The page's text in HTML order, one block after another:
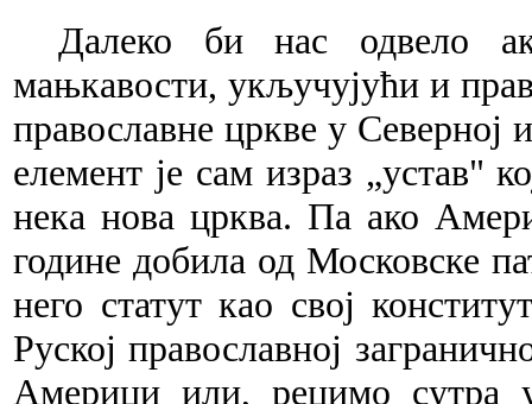
Далеко би нас одвело
мањкавости, укључујућии
православне цркве у Северној и
елемент је сам израз „устав"
нека нова црква. Па ако
године добила од Московске
него статут као свој
Руској православној
Америци или, рецимо сутра